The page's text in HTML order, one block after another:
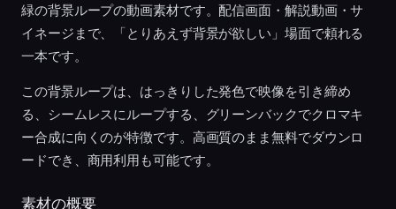
緑の背景ループの動画素材です。配信画面・解説動画・サ
イネージまで、「とりあえず背景が欲しい」場面で頼れる
一本です。
この背景ループは、はっきりした発色で映像を引き締め
る、シームレスにループする、グリーンバックでクロマキ
ー合成に向くのが特徴です。高画質のまま無料でダウンロ
ードでき、商用利用も可能です。
素材の概要